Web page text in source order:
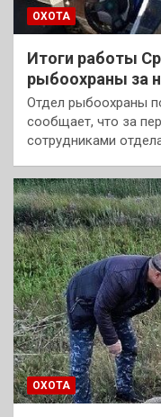
ОХОТА
Итоги работы
рыбоохраны за
Отдел рыбоохраны
сообщает, что за
сотрудниками
ОХОТА